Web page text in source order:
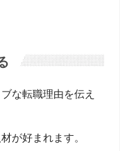
な転職理由を伝え
が好まれます。